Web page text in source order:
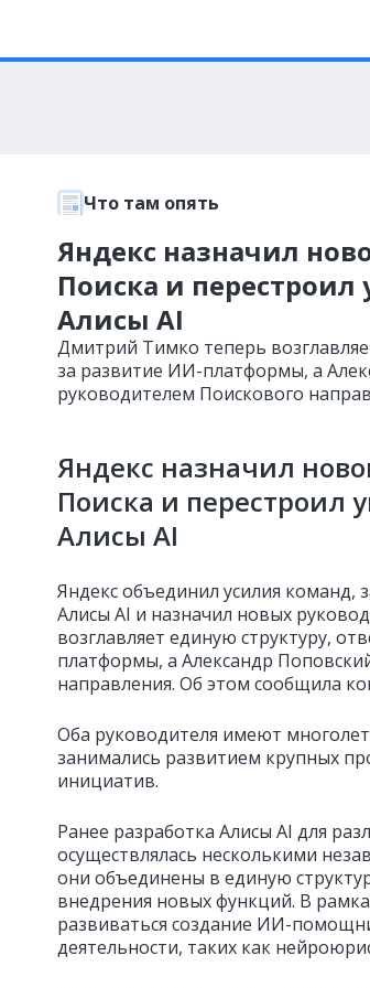
Что там опять
Яндекс назначил
Поиска и перестроил
Алисы AI
Дмитрий Тимко теперь
за развитие ИИ-платформы, а
руководителем Поискового
Яндекс назначил
Поиска и перестроил
Алисы AI
Яндекс объединил усилия команд,
Алисы AI и назначил новых
возглавляет единую структуру,
платформы, а Александр
направления. Об этом сообщила
Оба руководителя имеют
занимались развитием крупных
инициатив.
Ранее разработка Алисы AI для
осуществлялась несколькими
они объединены в единую
внедрения новых функций. В
развиваться создание ИИ-
деятельности, таких как